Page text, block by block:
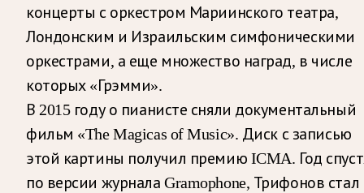
концерты с оркестром Мариинского театра,
Лондонским и Израильским симфоническими
оркестрами, а еще множество наград, в числе
которых «Грэмми».
В 2015 году о пианисте сняли документальный
фильм «The Magicas of Music». Диск с записью
этой картины получил премию ICMA. Год
по версии журнала Gramophone, Трифонов стал